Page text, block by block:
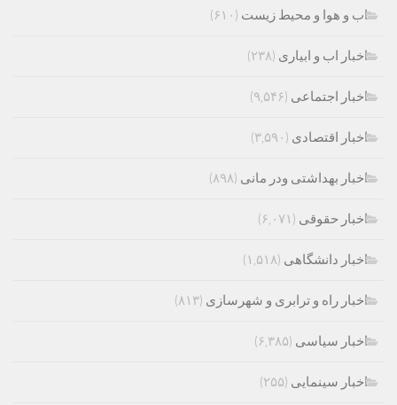
اب و هوا و محیط زیست (۶۱۰)
اخبار اب و ابیاری (۲۳۸)
اخبار اجتماعی (۹,۵۴۶)
اخبار اقتصادی (۳,۵۹۰)
اخبار بهداشتی ودر مانی (۸۹۸)
اخبار حقوقی (۶,۰۷۱)
اخبار دانشگاهی (۱,۵۱۸)
اخبار راه و ترابری و شهرسازی (۸۱۳)
اخبار سیاسی (۶,۳۸۵)
اخبار سینمایی (۲۵۵)